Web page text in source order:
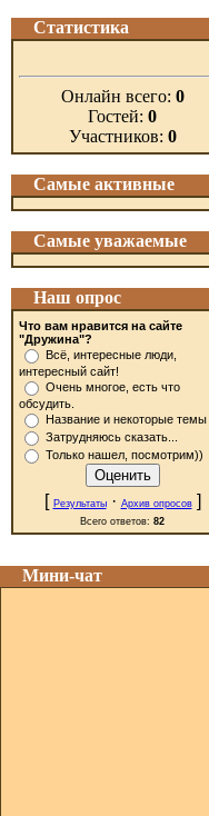
Статистика
Онлайн всего: 0
Гостей: 0
Участников: 0
Самые активные
Самые уважаемые
Наш опрос
Что вам нравится на сайте
"Дружина"?
Всё, интересные люди,
интересный сайт!
Очень многое, есть что
обсудить.
Название и некоторые темы
Затрудняюсь сказать...
Только нашел, посмотрим))
[ Результаты· Архив опросов]
Всего ответов: 82
Мини-чат